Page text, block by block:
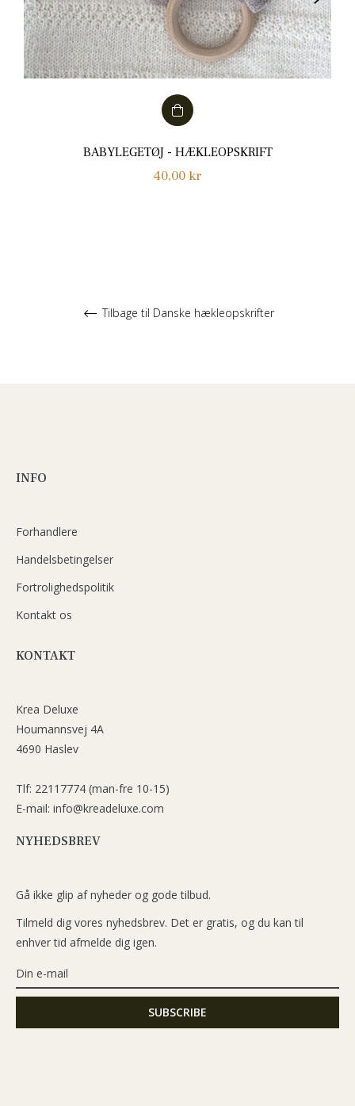
BABYLEGETØJ - HÆKLEOPSKRIFT
Normalpris
40,00 kr
Tilbage til Danske hækleopskrifter
INFO
Forhandlere
Handelsbetingelser
Fortrolighedspolitik
Kontakt os
KONTAKT
Krea Deluxe
Houmannsvej 4A
4690 Haslev
Tlf: 22117774 (man-fre 10-15)
E-mail: info@kreadeluxe.com
NYHEDSBREV
Gå ikke glip af nyheder og gode tilbud.
Tilmeld dig vores nyhedsbrev. Det er gratis, og du kan til
enhver tid afmelde dig igen.